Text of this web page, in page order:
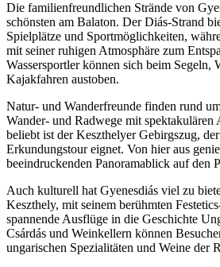
Die familienfreundlichen Strände von
schönsten am Balaton. Der Diás-Strand
Spielplätze und Sportmöglichkeiten,
mit seiner ruhigen Atmosphäre zum
Wassersportler können sich beim Segeln,
Kajakfahren austoben.
Natur- und Wanderfreunde finden rund
Wander- und Radwege mit spektakulären
beliebt ist der Keszthelyer Gebirgszug,
Erkundungstour eignet. Von hier aus
beeindruckenden Panoramablick auf den
Auch kulturell hat Gyenesdiás viel zu
Keszthely, mit seinem berühmten
spannende Ausflüge in die Geschichte
Csárdás und Weinkellern können
ungarischen Spezialitäten und Weine der